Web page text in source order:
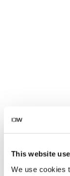
This website
We use cookies